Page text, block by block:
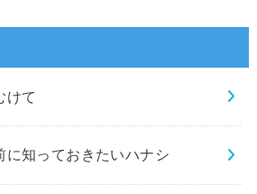
けて
に知っておきたいハナシ